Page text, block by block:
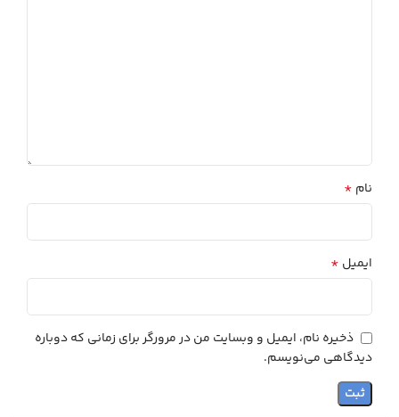
نام *
ایمیل *
ذخیره نام، ایمیل و وبسایت من در مرورگر برای زمانی که دوباره
دیدگاهی می‌نویسم.